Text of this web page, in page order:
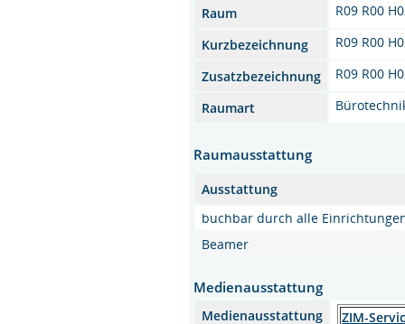
Raum
R09 R00
Kurzbezeichnung
R09 R00
Zusatzbezeichnung
R09 R00
Raumart
Raumausstattung
Ausstattung
buchbar durch alle
Beamer
Medienausstattung
Medienausstattung
ZIM-